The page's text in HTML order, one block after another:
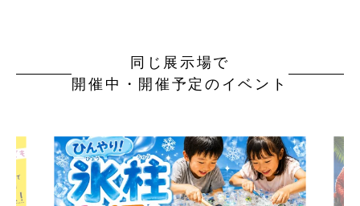
同じ展示場で
開催中・開催予定のイベント